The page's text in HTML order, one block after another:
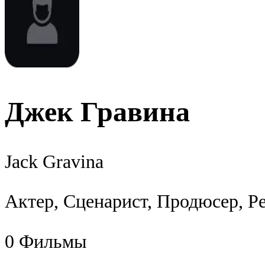
Джек Гравина
Jack Gravina
Актер, Сценарист, Продюсер,
0 Фильмы